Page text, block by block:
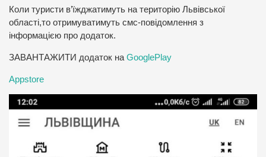
Коли туристи в’їжджатимуть на територію Львівської
області,то отримуватимуть смс-повідомлення з
інформацією про додаток.
ЗАВАНТАЖИТИ додаток на GooglePlay
Appstore